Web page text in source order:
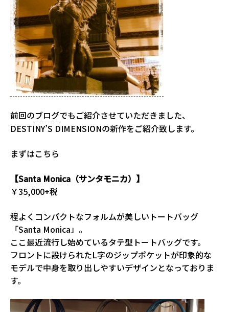
前回のブログでもご紹介させていただきました、
DESTINY’S DIMENSIONの新作をご紹介致します。
まずはこちら
【Santa Monica（サンタモニカ）】
￥35,000+税
程よくコンパクトなフォルムが美しいトートバッグ
「Santa Monica」。
ここ最近流行し始めているタテ型トートバッグです。
フロントに設けられたL字のジップポケットが印象的な
モデルで中身を取り出しやすいデザインとなっておりま
す。